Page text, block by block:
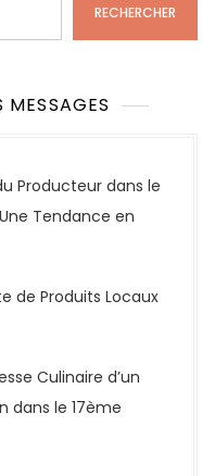
RECHERCHER
MESSAGES
Producteur dans le
Tendance en
de Produits Locaux
Culinaire d’un
dans le 17ème